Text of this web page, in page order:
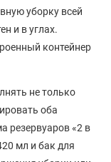
уборку всей
и в углах.
контейнер
не только
оба
резервуаров «2 в
мл и бак для